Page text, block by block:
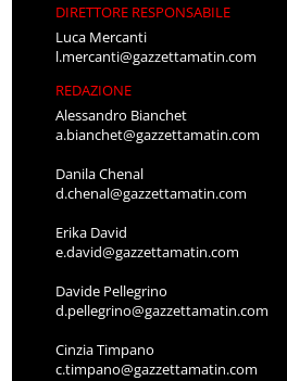
DIRETTORE RESPONSABILE
Luca Mercanti
l.mercanti@gazzettamatin.com
REDAZIONE
Alessandro Bianchet
a.bianchet@gazzettamatin.com
Danila Chenal
d.chenal@gazzettamatin.com
Erika David
e.david@gazzettamatin.com
Davide Pellegrino
d.pellegrino@gazzettamatin.com
Cinzia Timpano
c.timpano@gazzettamatin.com